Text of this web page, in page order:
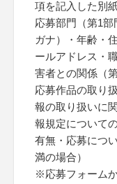
項を記入した別
応募部門（第1部
ガナ）・年齢・
ールアドレス・
害者との関係（
応募作品の取り
報の取り扱いに
報規定について
有無・応募につ
満の場合）
※応募フォーム